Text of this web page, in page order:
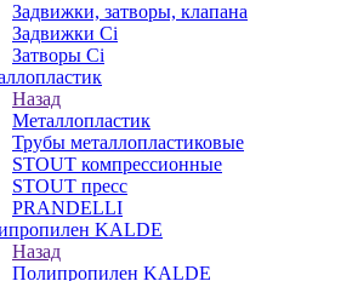
Задвижки, затворы, клапана
Задвижки Ci
Затворы Ci
Назад
Металлопластик
Трубы металлопластиковые
STOUT компрессионные
STOUT пресс
PRANDELLI
KALDE
Назад
Полипропилен KALDE